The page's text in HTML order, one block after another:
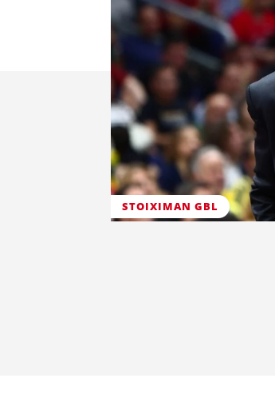
STOIXIMAN GBL